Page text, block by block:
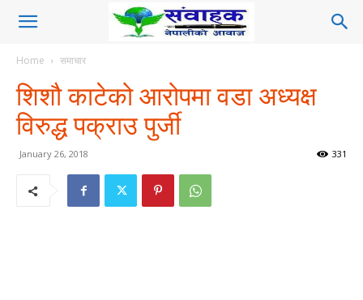
Home समाचार
शिशौ काटेको आरोपमा वडा अध्यक्ष
विरुद्ध पक्राउ पुर्जी
January 26, 2018 331